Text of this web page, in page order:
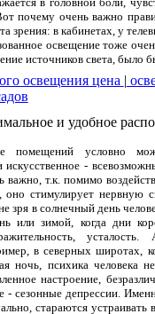
почему очень важно
зрения: в кабинетах, у
освещение тоже
источников света, было
освещения цена |
и удобное
помещений условно
искусственное -
важно, т.к. помимо
оно стимулирует нервную
зря в солнечный день
или зимой, когда дни
в северных широтах,
ночь, психика человека
настроение,
- сезонные депрессии.
стараются